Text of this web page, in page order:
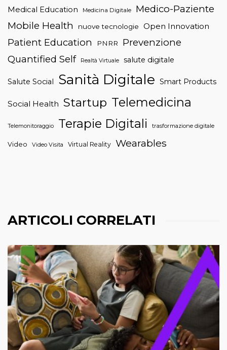
Medical Education Medicina Digitale
Medico-Paziente
Mobile Health
nuove tecnologie Open Innovation
Patient Education PNRR
Prevenzione
Quantified Self
Realtà Virtuale salute digitale
Salute Social Sanità Digitale Smart Products
Social Health Startup Telemedicina
Telemonitoraggio Terapie Digitali trasformazione digitale
Video Video Visita Virtual Reality Wearables
ARTICOLI CORRELATI